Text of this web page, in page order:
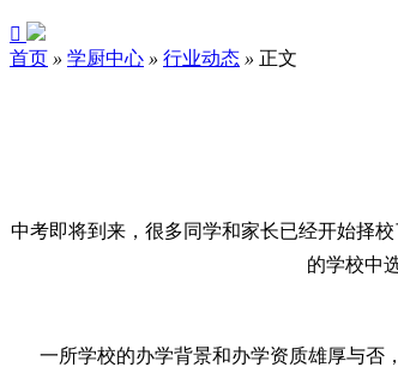

首页 » 学厨中心 » 行业动态 » 正文
中考即将到来，很多同学和家长已经开始择
的学校中
一所学校的办学背景和办学资质雄厚与否